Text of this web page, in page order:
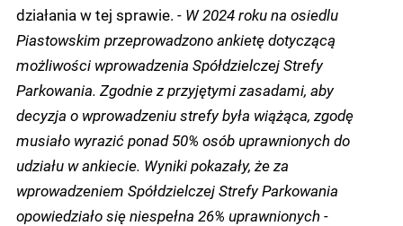
działania w tej sprawie. - W 2024 roku na osiedlu
Piastowskim przeprowadzono ankietę dotyczącą
możliwości wprowadzenia Spółdzielczej Strefy
Parkowania. Zgodnie z przyjętymi zasadami, aby
decyzja o wprowadzeniu strefy była wiążąca, zgodę
musiało wyrazić ponad 50% osób uprawnionych do
udziału w ankiecie. Wyniki pokazały, że za
wprowadzeniem Spółdzielczej Strefy Parkowania
opowiedziało się niespełna 26% uprawnionych -